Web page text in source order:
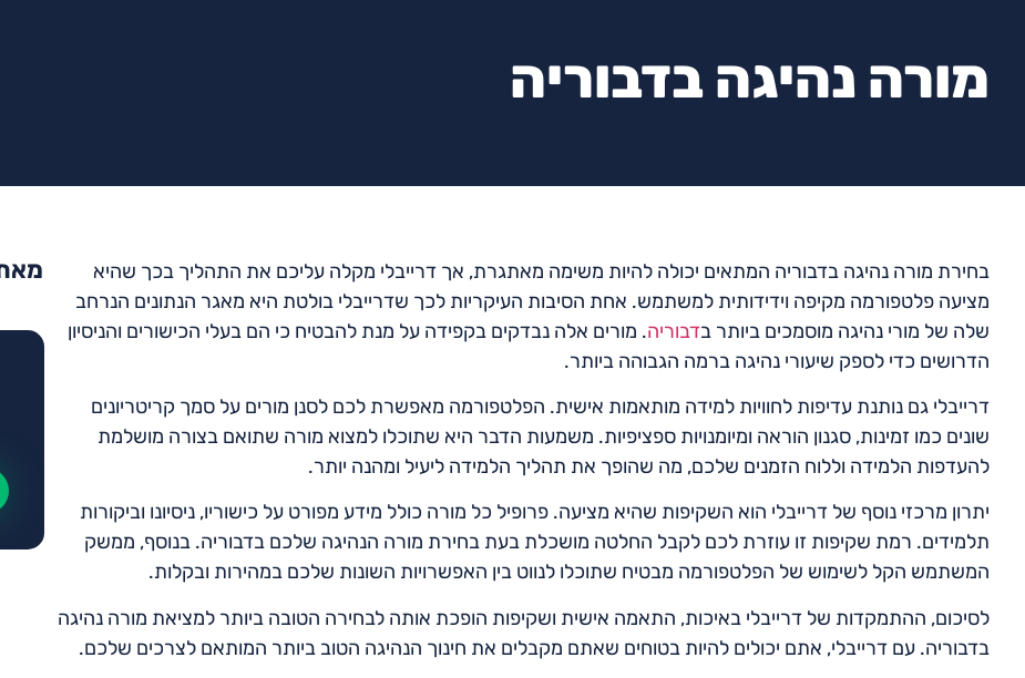
מורה נהיגה בדבוריה
בחירת מורה נהיגה בדבוריה המתאים יכולה להיות משימה מאתגרת, אך דרייבלי מקלה עליכם את התהליך בכך שהיא
מציעה פלטפורמה מקיפה וידידותית למשתמש. אחת הסיבות העיקריות לכך שדרייבלי בולטת היא מאגר הנתונים הנרחב
שלה של מורי נהיגה מוסמכים ביותר בדבוריה. מורים אלה נבדקים בקפידה על מנת להבטיח כי הם בעלי הכישורים והניסיון
הדרושים כדי לספק שיעורי נהיגה ברמה הגבוהה ביותר.
דרייבלי גם נותנת עדיפות לחוויות למידה מותאמות אישית. הפלטפורמה מאפשרת לכם לסנן מורים על סמך קריטריונים
שונים כמו זמינות, סגנון הוראה ומיומנויות ספציפיות. משמעות הדבר היא שתוכלו למצוא מורה שתואם בצורה מושלמת
להעדפות הלמידה וללוח הזמנים שלכם, מה שהופך את תהליך הלמידה ליעיל ומהנה יותר.
יתרון מרכזי נוסף של דרייבלי הוא השקיפות שהיא מציעה. פרופיל כל מורה כולל מידע מפורט על כישוריו, ניסיונו וביקורות
תלמידים. רמת שקיפות זו עוזרת לכם לקבל החלטה מושכלת בעת בחירת מורה הנהיגה שלכם בדבוריה. בנוסף, ממשק
המשתמש הקל לשימוש של הפלטפורמה מבטיח שתוכלו לנווט בין האפשרויות השונות שלכם במהירות ובקלות.
לסיכום, ההתמקדות של דרייבלי באיכות, התאמה אישית ושקיפות הופכת אותה לבחירה הטובה ביותר למציאת מורה נהיגה
בדבוריה. עם דרייבלי, אתם יכולים להיות בטוחים שאתם מקבלים את חינוך הנהיגה הטוב ביותר המותאם לצרכים שלכם.